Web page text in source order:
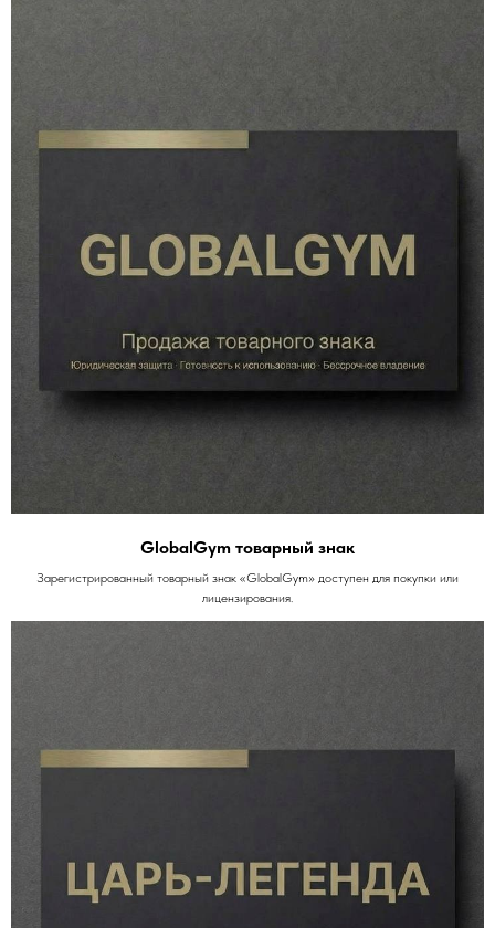
GlobalGym товарный знак
Зарегистрированный товарный знак «GlobalGym» доступен для покупки или
лицензирования.